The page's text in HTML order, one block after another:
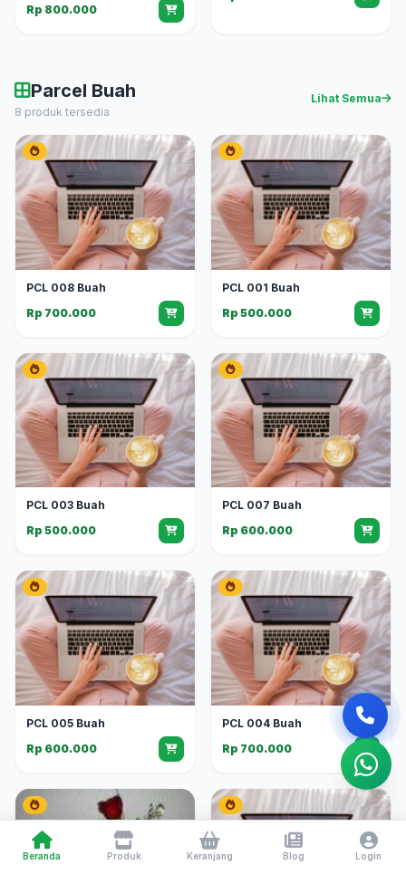
Rp 800.000
Parcel Buah
8 produk tersedia
Lihat Semua
PCL 008 Buah
Rp 700.000
PCL 001 Buah
Rp 500.000
PCL 003 Buah
Rp 500.000
PCL 007 Buah
Rp 600.000
PCL 005 Buah
Rp 600.000
PCL 004 Buah
Rp 700.000
Beranda Produk Keranjang Blog Login